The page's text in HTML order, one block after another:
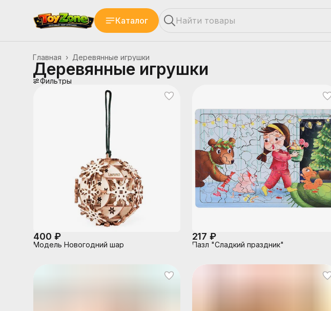
Каталог
Деревянные игрушки
Главная ›
Деревянные игрушки
Фильтры
400 ₽
Модель Новогодний шар
217 ₽
Пазл "Сладкий праздник"